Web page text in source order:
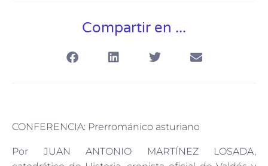
Compartir en ...
CONFERENCIA: Prerrománico asturiano
Por JUAN ANTONIO MARTÍNEZ LOSADA,